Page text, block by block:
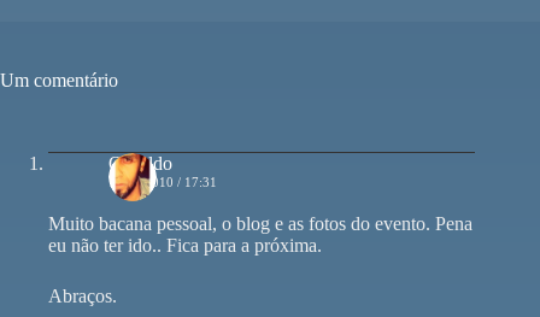
Um comentário
Osvaldo
15/01/2010 / 17:31
Muito bacana pessoal, o blog e as fotos do evento. Pena
eu não ter ido.. Fica para a próxima.
Abraços.